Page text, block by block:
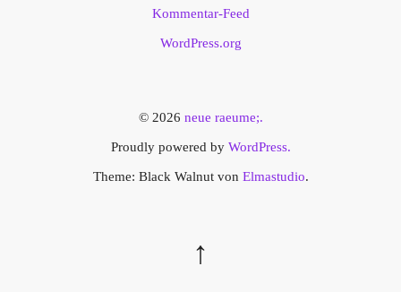
Kommentar-Feed
WordPress.org
© 2026 neue raeume;.
Proudly powered by WordPress.
Theme: Black Walnut von Elmastudio.